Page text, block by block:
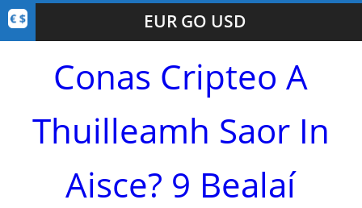
EUR GO USD
Conas Cripteo A
Thuilleamh Saor In
Aisce? 9 Bealaí